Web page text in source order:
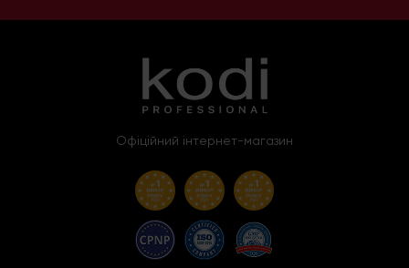
Офіційний інтернет-магазин